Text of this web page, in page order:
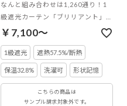
なんと組み合わせは1,260通り！1
級遮光カーテン「ブリリアント」
×20色のミラーレースカーテン「セ
￥7,100～
1級遮光 遮熱57.5%/断熱
保温32.8% 洗濯可 形状記憶
こちらの商品は
サンプル請求対象外です。